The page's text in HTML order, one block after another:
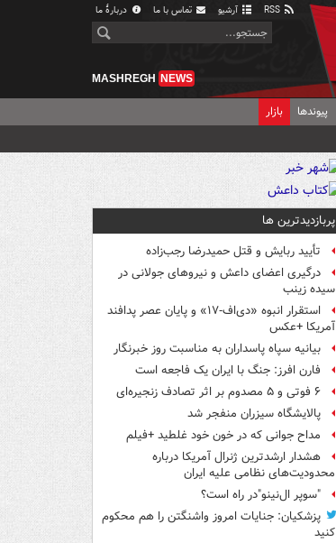
آرشیو تماس با ما دربارهٔ ما
MASHREGH NEWS
پیوندها بازار
پربازدیدترین ها
تأیید ربایش و قتل حمیدرضا رجب‌زاده
درگیری اعضای داعش و نیروهای جولانی در
سیده زینب
استقرار انبوه «دی‌اف‑۱۷» و پایان عصر پدافند
آمریکا +عکس
بیانیه سپاه پاسداران به مناسبت روز خبرنگار
فارن افرز: جنگ با ایران یک فاجعه است
۶ فوتی و ۵ مصدوم بر اثر تصادف زنجیره‌ای
پالایشگاه سیزران منفجر شد
مداح جوانی که در خون خود غلطید +فیلم
هشدار ارشدترین ژنرال آمریکا درباره
محدودیت‌های نظامی علیه ایران
"سوپر ال‌نینو"در راه است؟
پزشکیان: جنایات امروز واشنگتن را هم محکوم
کنید